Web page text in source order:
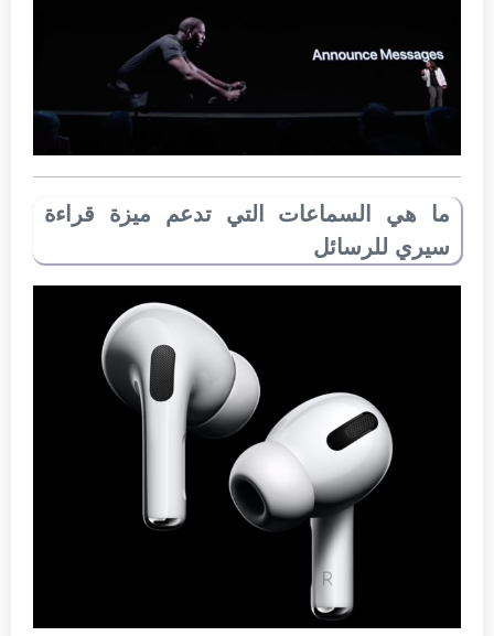
ما هي السماعات التي تدعم ميزة قراءة
سيري للرسائل